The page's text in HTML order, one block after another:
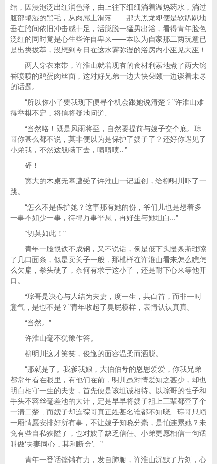
结，因浸泡泛出红润色泽，由上往下细细淌着温热药水，淌过
腹部蜷湿的黑毛，从肉屌上滑落——那大黑龙即便是软趴趴地
垂在胯间依旧冲击感十足，活脱脱一猛男出浴，看得青年脸色
泛红的同时竟是心生些许自卑来——本以为自家那二两玩意已
是出类拔萃，没想到今日在这水雾弥漫的浴房内小巫见大巫！
两人穿衣束带，许淮山就着现有的食材利索地煮了两大碗
香喷喷的鸡蛋肉丝面，这对好兄弟一边大快朵颐一边谈着未尽
的话题。
“所以你小子要我现下便寻个机会跟她说清楚？”许淮山难
得举棋不定，将信将疑地问道。
“当然咯！既是风雨将至，自然要提前与嫂子交个底。琮
哥你甚么都不说，莫非便以为是保护了嫂子了？还好你遇见了
小弟我，不然这般瞒下去，啧啧啧...”
砰！
宽大的木桌无辜遭受了许淮山一记重创，给柳明川吓了一
跳。
“怎么不是保护她？这事那有她的份，爷们儿也是想着多
一事不如少一事，待得万事平息，再好生与她坦白...”
“切莫如此！”
青年一脸恨铁不成钢，又不说话，倒是低下头慢条斯理嗦
了几口面条，似是卖关子一般，那模样在许淮山看来怎么瞧怎
么欠扁，拳头硬了，奈何有求于这小子，还是耐下心来等他开
口。
“琮哥是决心与人结为夫妻，度一生，共白首，而非一时
意气，是也不是？”青年收起了臭屁模样，表情认认真真。
“当然。”
许淮山毫不犹豫作答。
柳明川这才笑笑，俊逸的面容温柔而洒脱。
“那就是了。我爹我娘，大伯伯母的恩恩爱爱，你我兄弟
都常年看在眼里，有他们在前，明川虽对情爱知之甚少，却也
明白相守一生的夫妻，首先便是该坦诚相待。以琮哥的性子和
手头不容丝毫差池的大计，定是早早将嫂子祖上三辈都查了个
一清二楚，而嫂子却连琮哥真正姓甚名谁都不知晓。琮哥只顾
一厢情愿安排好所有事，不让嫂子知晓分毫，是怕连累她？未
免有些自私狭隘了，也对嫂子缺乏信任。小弟更愿相信一句话
叫做‘夫妻同心，其利断金’。”
青年一番话铿锵有力，发自肺腑，许淮山沉默了片刻，心